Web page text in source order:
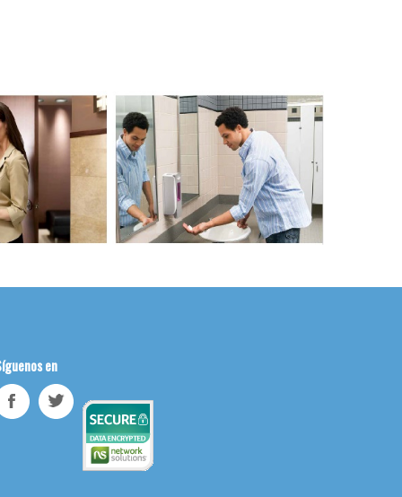
en